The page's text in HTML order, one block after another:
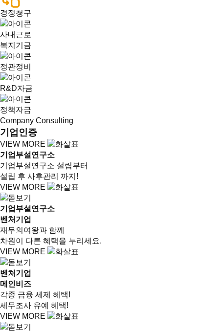
경정청구
사내근로
복지기금
정관정비
R&D자금
정책자금
Company Consulting
기업인증
VIEW MORE
기업부설연구소
기업부설연구소 설립부터
설립 후 사후관리 까지!
VIEW MORE
기업부설연구소
벤처기업
재무의여왕과 함께
차원이 다른 혜택을 누리세요.
VIEW MORE
벤처기업
메인비즈
각종 금융 세제 혜택!
세무조사 유예 혜택!
VIEW MORE